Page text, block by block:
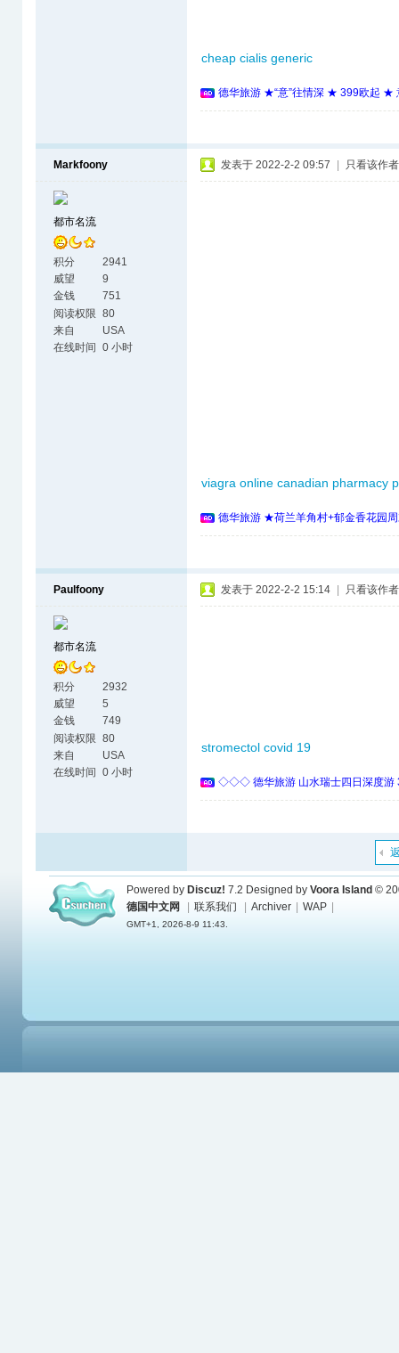
cheap cialis generic
德华旅游 ★“意”往情深 ★ 399欧起 ★
Markfoony
都市名流
积分
2941
威望
9
金钱
751
阅读权限 80
来自
USA
在线时间
0 小时
发表于 2022-2-2 09:57 只看该作者
viagra online canadian pharmacy
德华旅游 ★荷兰羊角村+郁金香花园
Paulfoony
都市名流
积分
2932
威望
5
金钱
749
阅读权限 80
来自
USA
在线时间
0 小时
发表于 2022-2-2 15:14 只看该作者
stromectol covid 19
◇◇◇ 德华旅游 山水瑞士四日深度
Powered by Discuz! 7.2 Designed by Voora Island ©
德国中文网
联系我们 Archiver WAP
GMT+1, 2026-8-9 11:43.